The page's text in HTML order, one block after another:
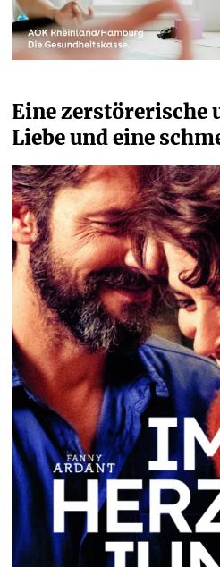
Eine zerstörerische
Liebe und eine